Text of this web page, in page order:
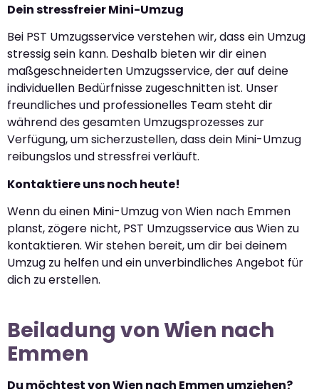
Dein stressfreier Mini-Umzug
Bei PST Umzugsservice verstehen wir, dass ein Umzug
stressig sein kann. Deshalb bieten wir dir einen
maßgeschneiderten Umzugsservice, der auf deine
individuellen Bedürfnisse zugeschnitten ist. Unser
freundliches und professionelles Team steht dir
während des gesamten Umzugsprozesses zur
Verfügung, um sicherzustellen, dass dein Mini-Umzug
reibungslos und stressfrei verläuft.
Kontaktiere uns noch heute!
Wenn du einen Mini-Umzug von Wien nach Emmen
planst, zögere nicht, PST Umzugsservice aus Wien zu
kontaktieren. Wir stehen bereit, um dir bei deinem
Umzug zu helfen und ein unverbindliches Angebot für
dich zu erstellen.
Beiladung von Wien nach
Emmen
Du möchtest von Wien nach Emmen umziehen?